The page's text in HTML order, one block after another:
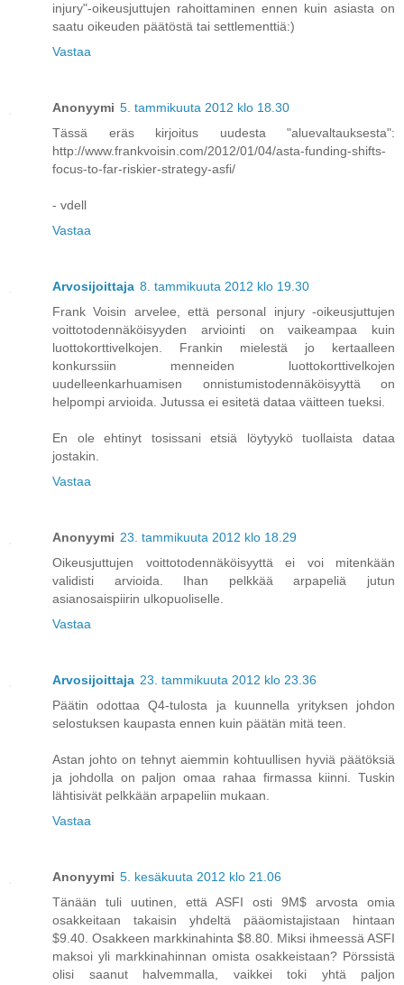
injury"-oikeusjuttujen rahoittaminen ennen kuin asiasta on
saatu oikeuden päätöstä tai settlementtiä:)
Vastaa
Anonyymi 5. tammikuuta 2012 klo 18.30
Tässä eräs kirjoitus uudesta "aluevaltauksesta":
http://www.frankvoisin.com/2012/01/04/asta-funding-shifts-
focus-to-far-riskier-strategy-asfi/
- vdell
Vastaa
Arvosijoittaja 8. tammikuuta 2012 klo 19.30
Frank Voisin arvelee, että personal injury -oikeusjuttujen
voittotodennäköisyyden arviointi on vaikeampaa kuin
luottokorttivelkojen. Frankin mielestä jo kertaalleen
konkurssiin menneiden luottokorttivelkojen
uudelleenkarhuamisen onnistumistodennäköisyyttä on
helpompi arvioida. Jutussa ei esitetä dataa väitteen tueksi.
En ole ehtinyt tosissani etsiä löytyykö tuollaista dataa
jostakin.
Vastaa
Anonyymi 23. tammikuuta 2012 klo 18.29
Oikeusjuttujen voittotodennäköisyyttä ei voi mitenkään
validisti arvioida. Ihan pelkkää arpapeliä jutun
asianosaispiirin ulkopuoliselle.
Vastaa
Arvosijoittaja 23. tammikuuta 2012 klo 23.36
Päätin odottaa Q4-tulosta ja kuunnella yrityksen johdon
selostuksen kaupasta ennen kuin päätän mitä teen.
Astan johto on tehnyt aiemmin kohtuullisen hyviä päätöksiä
ja johdolla on paljon omaa rahaa firmassa kiinni. Tuskin
lähtisivät pelkkään arpapeliin mukaan.
Vastaa
Anonyymi 5. kesäkuuta 2012 klo 21.06
Tänään tuli uutinen, että ASFI osti 9M$ arvosta omia
osakkeitaan takaisin yhdeltä pääomistajistaan hintaan
$9.40. Osakkeen markkinahinta $8.80. Miksi ihmeessä ASFI
maksoi yli markkinahinnan omista osakkeistaan? Pörssistä
olisi saanut halvemmalla, vaikkei toki yhtä paljon